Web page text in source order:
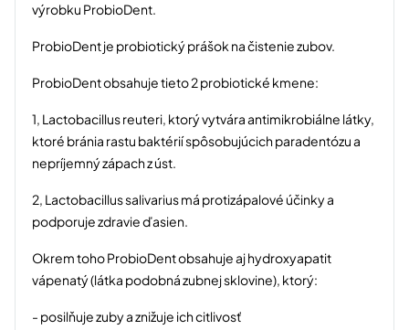
výrobku ProbioDent.
ProbioDent je probiotický prášok na čistenie zubov.
ProbioDent obsahuje tieto 2 probiotické kmene:
1, Lactobacillus reuteri, ktorý vytvára antimikrobiálne látky,
ktoré bránia rastu baktérií spôsobujúcich paradentózu a
nepríjemný zápach z úst.
2, Lactobacillus salivarius má protizápalové účinky a
podporuje zdravie ďasien.
Okrem toho ProbioDent obsahuje aj hydroxyapatit
vápenatý (látka podobná zubnej sklovine), ktorý:
- posilňuje zuby a znižuje ich citlivosť